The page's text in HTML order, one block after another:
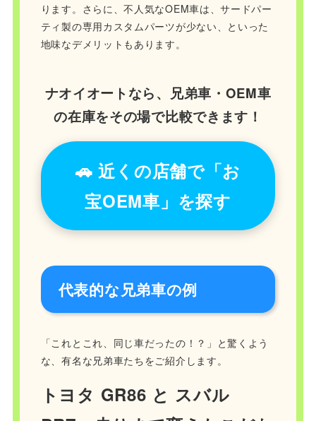
ります。さらに、不人気なOEM車は、サードパー
ティ製の専用カスタムパーツが少ない、といった
地味なデメリットもあります。
ナオイオートなら、兄弟車・OEM車
の在庫をその場で比較できます！
🚗 近くの店舗で「お
宝OEM車」を探す
代表的な兄弟車の例
「これとこれ、同じ車だったの！？」と驚くよう
な、有名な兄弟車たちをご紹介します。
トヨタ GR86 と スバル